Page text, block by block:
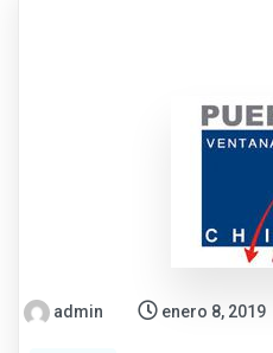
admin enero 8, 2019